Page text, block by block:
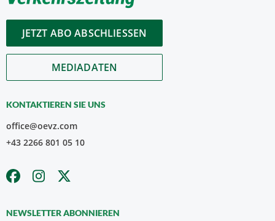
JETZT ABO ABSCHLIESSEN
MEDIADATEN
KONTAKTIEREN SIE UNS
office@oevz.com
+43 2266 801 05 10
NEWSLETTER ABONNIEREN